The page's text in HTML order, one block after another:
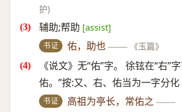
护)
辅助;帮助 [assist]
书证 佑，助也 —— 《玉篇》
《说文》无“佑”字。 徐铉在“右”
佑。”按:又、右、佑当为一字分化
书证 高祖为亭长，常佑之 ——